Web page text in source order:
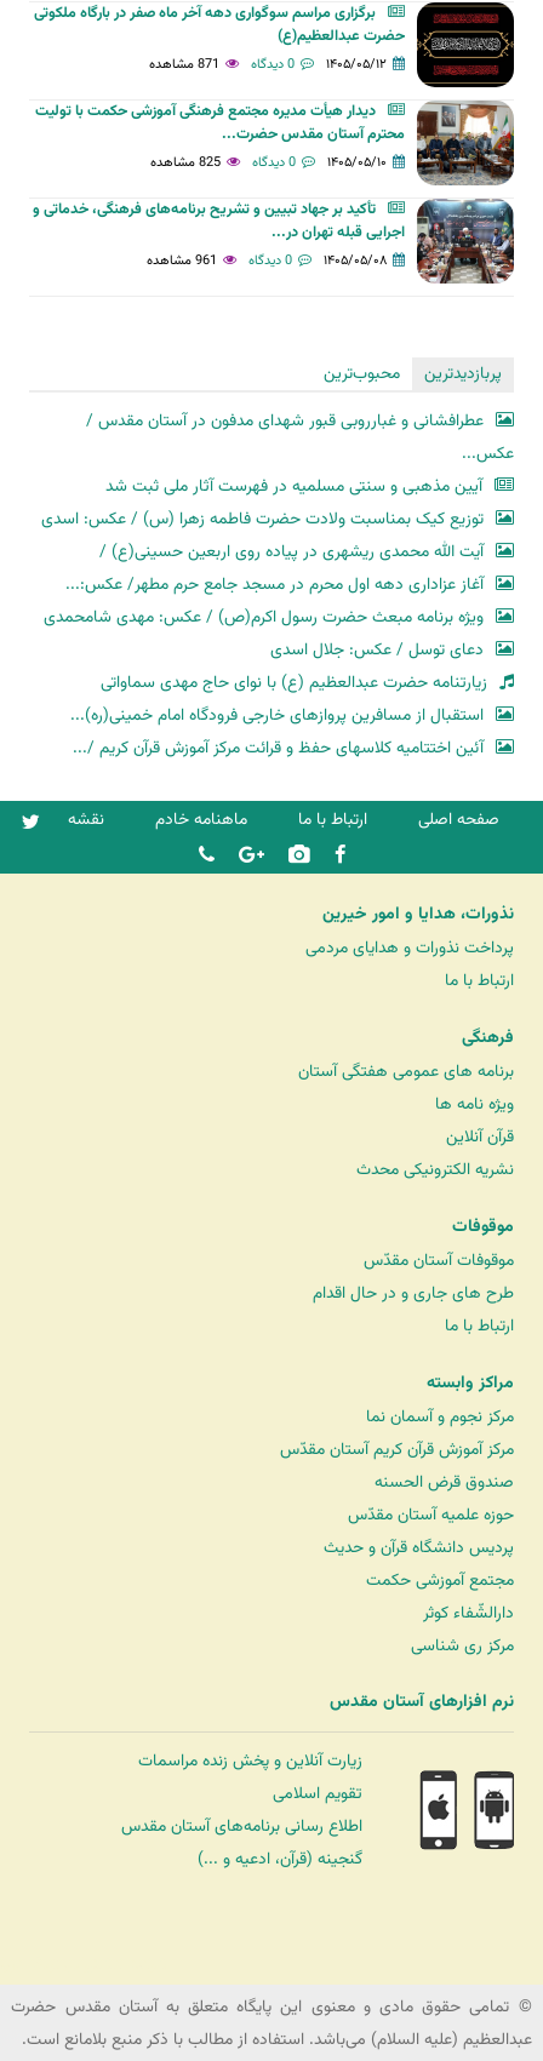
برگزاری مراسم سوگواری دهه آخر ماه صفر در بارگاه ملکوتی
حضرت عبدالعظیم(ع)
۱۴۰۵/۰۵/۱۲ 0 دیدگاه 871 مشاهده
دیدار هیأت مدیره مجتمع فرهنگی آموزشی حکمت با تولیت
محترم آستان مقدس حضرت...
۱۴۰۵/۰۵/۱۰ 0 دیدگاه 825 مشاهده
تأکید بر جهاد تبیین و تشریح برنامه‌های فرهنگی، خدماتی و
اجرایی قبله تهران در...
۱۴۰۵/۰۵/۰۸ 0 دیدگاه 961 مشاهده
پربازدیدترین
محبوب‌ترین
عطرافشانی و غبارروبی قبور شهدای مدفون در آستان مقدس /
عکس...
آیین مذهبی و سنتی مسلمیه در فهرست آثار ملی ثبت شد
توزیع کیک بمناسبت ولادت حضرت فاطمه زهرا (س) / عکس: اسدی
آیت الله محمدی ریشهری در پیاده روی اربعین حسینی(ع) /
آغاز عزاداری دهه اول محرم در مسجد جامع حرم مطهر/ عکس:...
ویژه برنامه مبعث حضرت رسول اکرم(ص) / عکس: مهدی شامحمدی
دعای توسل / عکس: جلال اسدی
زیارتنامه حضرت عبدالعظیم (ع) با نوای حاج مهدی سماواتی
استقبال از مسافرین پروازهای خارجی فرودگاه امام خمینی(ره)...
آئین اختتامیه کلاسهای حفظ و قرائت مرکز آموزش قرآن کریم /...
صفحه اصلی ارتباط با ما ماهنامه خادم نقشه
نذورات، هدایا و امور خیرین
پرداخت نذورات و هدایای مردمی
ارتباط با ما
فرهنگی
برنامه های عمومی هفتگی آستان
ویژه نامه ها
قرآن آنلاین
نشریه الکترونیکی محدث
موقوفات
موقوفات آستان مقدّس
طرح های جاری و در حال اقدام
ارتباط با ما
مراکز وابسته
مرکز نجوم و آسمان نما
مرکز آموزش قرآن کریم آستان مقدّس
صندوق قرض الحسنه
حوزه علمیه آستان مقدّس
پردیس دانشگاه قرآن و حدیث
مجتمع آموزشی حکمت
دارالشّفاء کوثر
مرکز ری شناسی
نرم افزارهای آستان مقدس
زیارت آنلاین و پخش زنده مراسمات
تقویم اسلامی
اطلاع رسانی برنامه‌های آستان مقدس
گنجینه (قرآن، ادعیه و ...)
© تمامی حقوق مادی و معنوی این پایگاه متعلق به آستان مقدس حضرت
عبدالعظیم (علیه السلام) می‌باشد. استفاده از مطالب با ذکر منبع بلامانع است.